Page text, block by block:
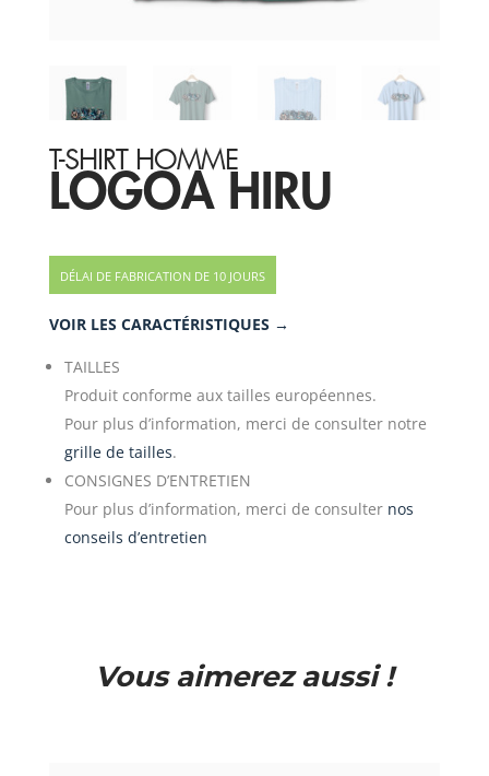
T-SHIRT HOMME
LOGOA HIRU
DÉLAI DE FABRICATION DE 10 JOURS
VOIR LES CARACTÉRISTIQUES →
TAILLES
Produit conforme aux tailles européennes.
Pour plus d’information, merci de consulter notre
grille de tailles.
CONSIGNES D’ENTRETIEN
Pour plus d’information, merci de consulter nos
conseils d’entretien
Vous aimerez aussi !